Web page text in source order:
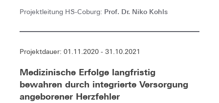
Projektleitung HS-Coburg: Prof. Dr. Niko Kohls
Projektdauer: 01.11.2020 - 31.10.2021
Medizinische Erfolge langfristig
bewahren durch integrierte Versorgung
angeborener Herzfehler